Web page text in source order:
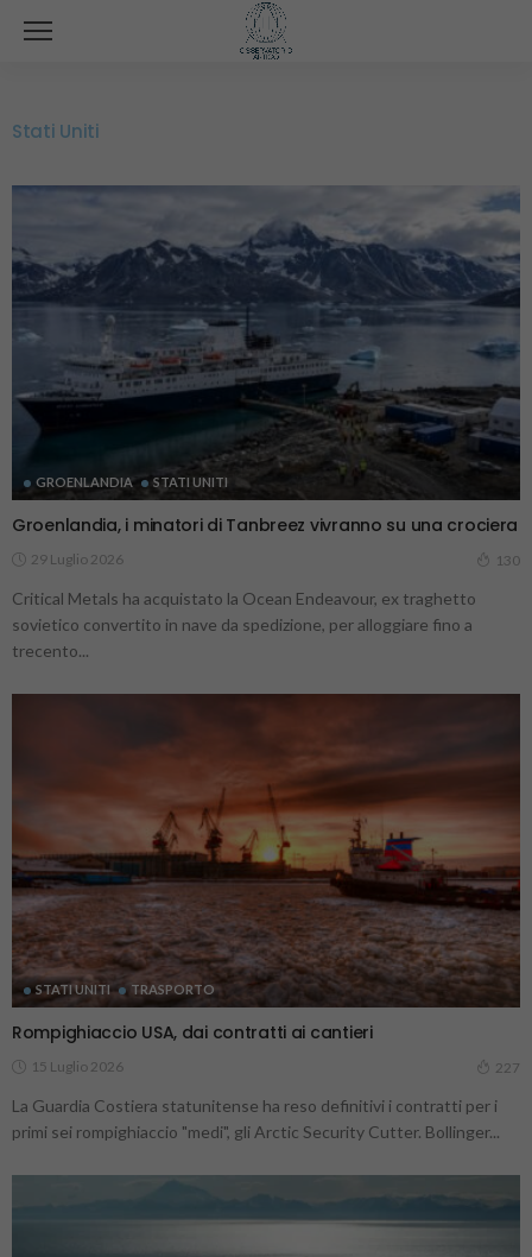
Stati Uniti
GROENLANDIA STATI UNITI
Groenlandia, i minatori di Tanbreez vivranno su una crociera
29 Luglio 2026 130
Critical Metals ha acquistato la Ocean Endeavour, ex traghetto
sovietico convertito in nave da spedizione, per alloggiare fino a
trecento...
STATI UNITI TRASPORTO
Rompighiaccio USA, dai contratti ai cantieri
15 Luglio 2026 227
La Guardia Costiera statunitense ha reso definitivi i contratti per i
primi sei rompighiaccio "medi", gli Arctic Security Cutter. Bollinger...